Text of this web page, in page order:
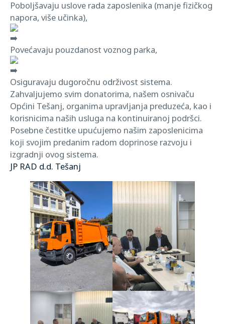
Poboljšavaju uslove rada zaposlenika (manje fizičkog
napora, više učinka),
Povećavaju pouzdanost voznog parka,
Osiguravaju dugoročnu održivost sistema.
Zahvaljujemo svim donatorima, našem osnivaču
Općini Tešanj, organima upravljanja preduzeća, kao i
korisnicima naših usluga na kontinuiranoj podršci.
Posebne čestitke upućujemo našim zaposlenicima
koji svojim predanim radom doprinose razvoju i
izgradnji ovog sistema.
JP RAD d.d. Tešanj